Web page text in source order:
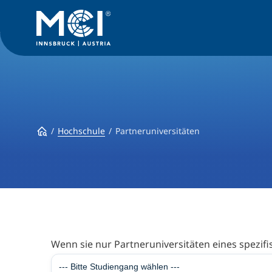
Hochschule Partneruniversitäten
Wenn sie nur Partneruniversitäten eines